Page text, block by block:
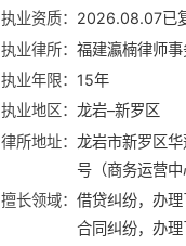
执业资质： 2026.08.07已
执业律所：福建瀛楠律师
执业年限： 15年
执业地区：龙岩–新罗区
律所地址：龙岩市新罗区
号（商务运营中
年创业大厦J栋
擅长领域：借贷纠纷，办
合同纠纷，办